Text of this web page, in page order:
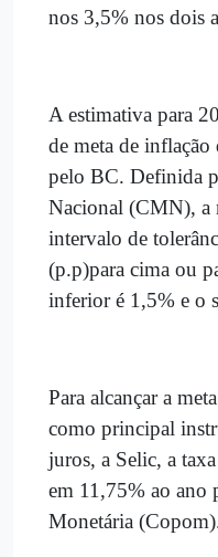
nos 3,5% nos dois
A estimativa para
de meta de inflação
pelo BC. Definida
Nacional (CMN), a
intervalo de
(p.p)para cima ou
inferior é 1,5% e o
Para alcançar a
como principal
juros, a Selic, a
em 11,75% ao ano
Monetária